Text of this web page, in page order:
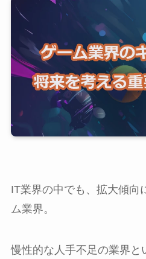
IT業界の中でも、拡大傾向
ム業界。
慢性的な人手不足の業界と